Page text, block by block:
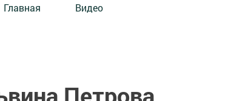
Главная Видео
Петрова